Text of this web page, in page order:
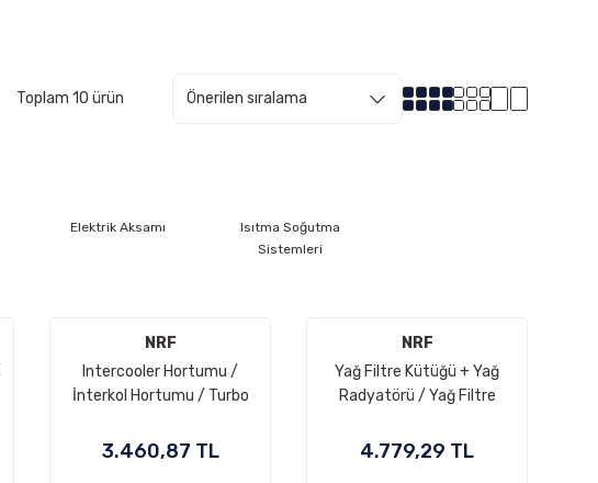
Toplam 10 ürün
Elektrik Aksamı
Isıtma Soğutma
Sistemleri
NRF
Intercooler Hortumu /
İnterkol Hortumu / Turbo
Motor: OM651 OEM
3.460,87 TL
NRF
Yağ Filtre Kütüğü + Yağ
Radyatörü / Yağ Filtre
W164, C Seri W203, W204,
4.779,29 TL